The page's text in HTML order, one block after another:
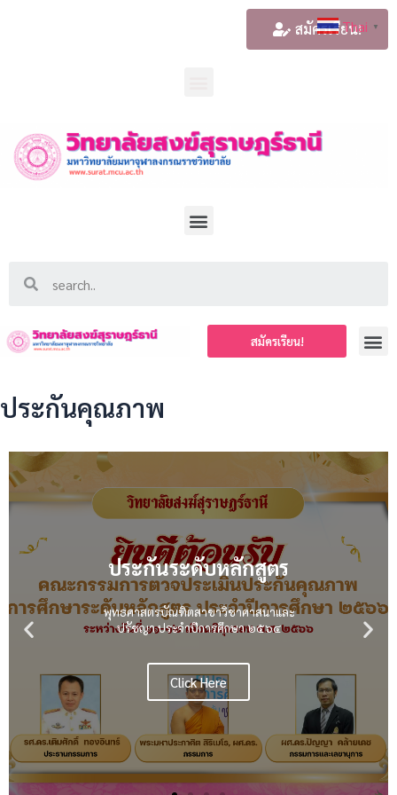
สมัครเรียน!
สมัครเรียน!
ประกันคุณภาพ
ประกันระดับหลักสูตร
พุทธศาสตรบัณฑิตสาขาวิชาศาสนาและ
ปรัชญา ประจำปีการศึกษา ๒๕๖๔
Click Here
Thai ▼